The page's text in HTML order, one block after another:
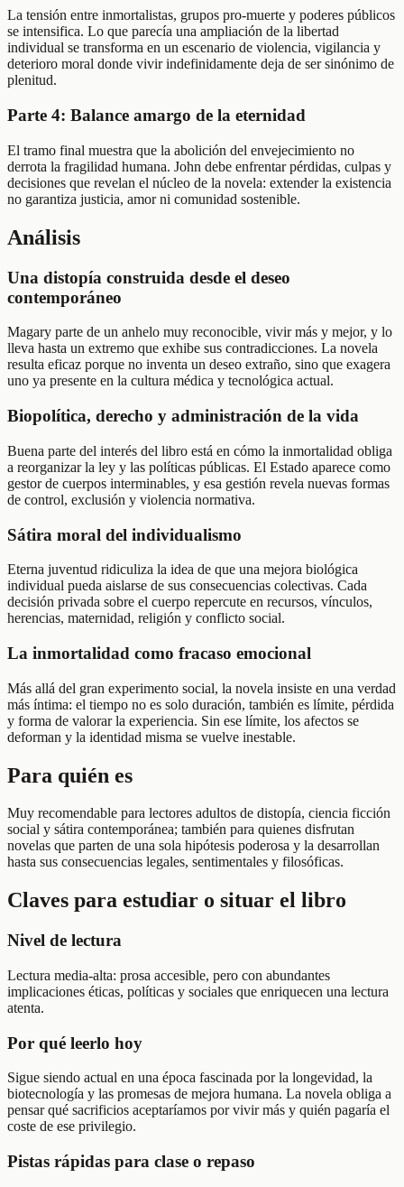
La tensión entre inmortalistas, grupos pro-muerte y poderes públicos
se intensifica. Lo que parecía una ampliación de la libertad
individual se transforma en un escenario de violencia, vigilancia y
deterioro moral donde vivir indefinidamente deja de ser sinónimo de
plenitud.
Parte 4: Balance amargo de la eternidad
El tramo final muestra que la abolición del envejecimiento no
derrota la fragilidad humana. John debe enfrentar pérdidas, culpas y
decisiones que revelan el núcleo de la novela: extender la existencia
no garantiza justicia, amor ni comunidad sostenible.
Análisis
Una distopía construida desde el deseo
contemporáneo
Magary parte de un anhelo muy reconocible, vivir más y mejor, y lo
lleva hasta un extremo que exhibe sus contradicciones. La novela
resulta eficaz porque no inventa un deseo extraño, sino que exagera
uno ya presente en la cultura médica y tecnológica actual.
Biopolítica, derecho y administración de la vida
Buena parte del interés del libro está en cómo la inmortalidad obliga
a reorganizar la ley y las políticas públicas. El Estado aparece como
gestor de cuerpos interminables, y esa gestión revela nuevas formas
de control, exclusión y violencia normativa.
Sátira moral del individualismo
Eterna juventud ridiculiza la idea de que una mejora biológica
individual pueda aislarse de sus consecuencias colectivas. Cada
decisión privada sobre el cuerpo repercute en recursos, vínculos,
herencias, maternidad, religión y conflicto social.
La inmortalidad como fracaso emocional
Más allá del gran experimento social, la novela insiste en una verdad
más íntima: el tiempo no es solo duración, también es límite, pérdida
y forma de valorar la experiencia. Sin ese límite, los afectos se
deforman y la identidad misma se vuelve inestable.
Para quién es
Muy recomendable para lectores adultos de distopía, ciencia ficción
social y sátira contemporánea; también para quienes disfrutan
novelas que parten de una sola hipótesis poderosa y la desarrollan
hasta sus consecuencias legales, sentimentales y filosóficas.
Claves para estudiar o situar el libro
Nivel de lectura
Lectura media-alta: prosa accesible, pero con abundantes
implicaciones éticas, políticas y sociales que enriquecen una lectura
atenta.
Por qué leerlo hoy
Sigue siendo actual en una época fascinada por la longevidad, la
biotecnología y las promesas de mejora humana. La novela obliga a
pensar qué sacrificios aceptaríamos por vivir más y quién pagaría el
coste de ese privilegio.
Pistas rápidas para clase o repaso